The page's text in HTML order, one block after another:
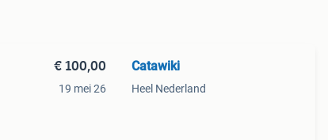
€ 100,00
19 mei 26
Catawiki
Heel Nederland